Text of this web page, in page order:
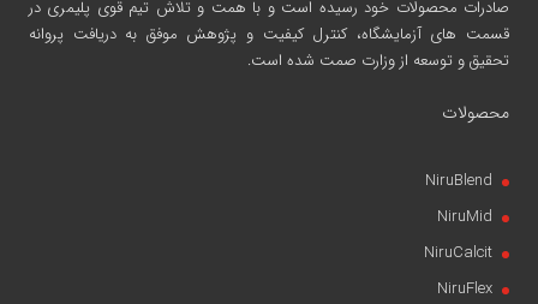
صادرات محصولات خود رسیده است و با همت و تلاش تیم قوی پلیمری در
قسمت های آزمایشگاه، کنترل کیفیت و پژوهش موفق به دریافت پروانه
تحقیق و توسعه از وزارت صمت شده است.
محصولات
NiruBlend
NiruMid
NiruCalcit
NiruFlex